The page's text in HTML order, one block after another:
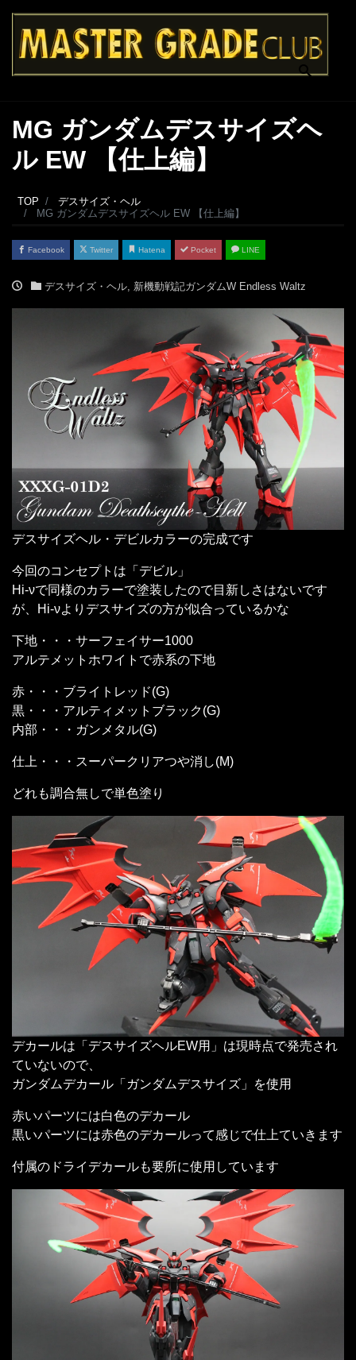
MG ガンダムデスサイズヘ
ル EW 【仕上編】
TOP
デスサイズ・ヘル
MG ガンダムデスサイズヘル EW 【仕上編】
Facebook Twitter Hatena Pocket LINE
デスサイズ・ヘル, 新機動戦記ガンダムW Endless Waltz
デスサイズヘル・デビルカラーの完成です
今回のコンセプトは「デビル」
Hi-νで同様のカラーで塗装したので目新しさはないです
が、Hi-νよりデスサイズの方が似合っているかな
下地・・・サーフェイサー1000
アルテメットホワイトで赤系の下地
赤・・・ブライトレッド(G)
黒・・・アルティメットブラック(G)
内部・・・ガンメタル(G)
仕上・・・スーパークリアつや消し(M)
どれも調合無しで単色塗り
デカールは「デスサイズヘルEW用」は現時点で発売され
ていないので、
ガンダムデカール「ガンダムデスサイズ」を使用
赤いパーツには白色のデカール
黒いパーツには赤色のデカールって感じで仕上ていきます
付属のドライデカールも要所に使用しています